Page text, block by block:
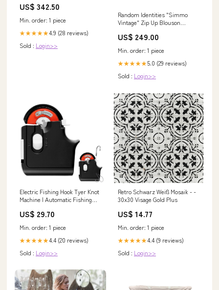
US$ 342.50
Min. order: 1 piece
★★★★★4.9 (28 reviews)
Sold : Login>>
Random Identities "Simmo
Vintage" Zip Up Blouson
US$ 249.00
Min. order: 1 piece
★★★★★5.0 (29 reviews)
Sold : Login>>
Electric Fishing Hook Tyer Knot
Machine | Automatic Fishing
US$ 29.70
Min. order: 1 piece
★★★★★4.4 (20 reviews)
Sold : Login>>
Retro Schwarz Weiß Mosaik - -
30x30 Visage Gold Plus
US$ 14.77
Min. order: 1 piece
★★★★★4.4 (9 reviews)
Sold : Login>>